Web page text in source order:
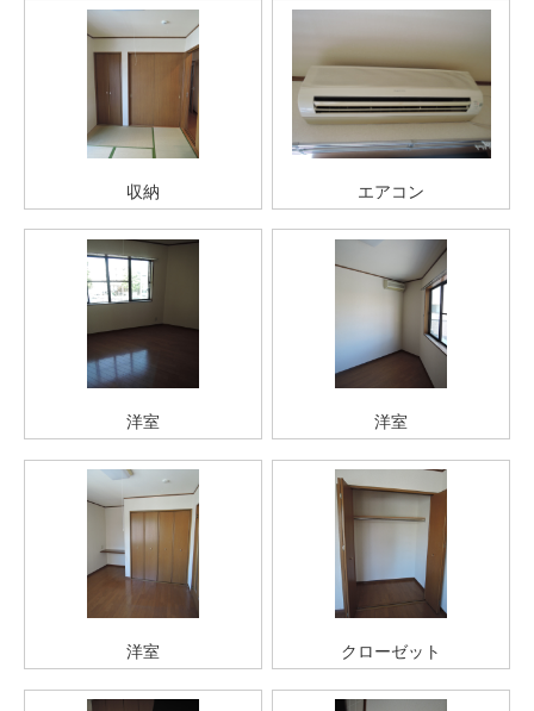
収納 エアコン
洋室 洋室
洋室 クローゼット